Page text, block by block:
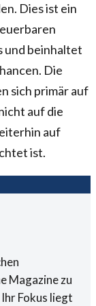
Dies ist ein
und beinhaltet
Die
sich primär auf
auf die
auf
ist.
Magazine zu
Fokus liegt